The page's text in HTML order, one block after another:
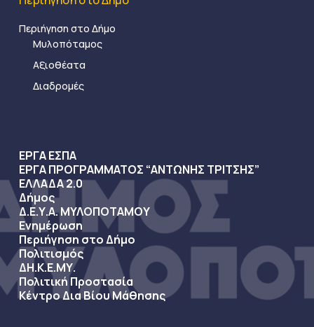
Περιήγηση στο Δήμο
Μυλοπόταμος
Αξιοθέατα
Διαδρομές
ΕΡΓΑ ΕΣΠΑ
ΕΡΓΑ ΠΡΟΓΡΑΜΜΑΤΟΣ “ΑΝΤΩΝΗΣ ΤΡΙΤΣΗΣ”
ΕΛΛΑΔΑ 2.0
Δήμος
Δ.Ε.Υ.Α. ΜΥΛΟΠΟΤΑΜΟΥ
Ενημέρωση
Περιήγηση στο Δήμο
Πολιτισμός
ΔΗ.Κ.Ε.ΜΥ.
Πολιτική Προστασία
Κέντρο Δια Βίου Μάθησης